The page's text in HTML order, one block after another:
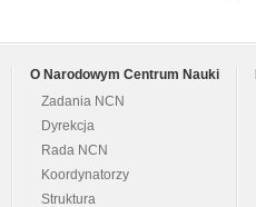
O Narodowym Centrum Nauki
Zadania NCN
Dyrekcja
Rada NCN
Koordynatorzy
Struktura